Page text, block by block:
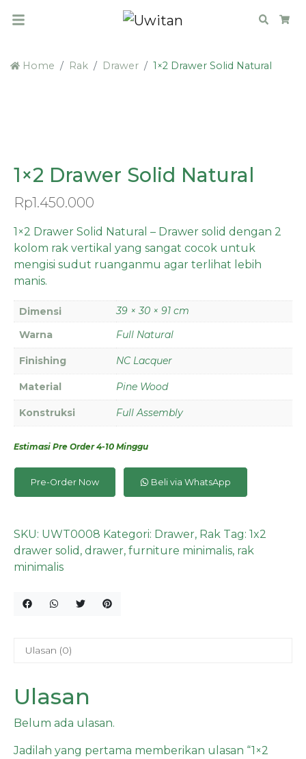
Search
Home Rak Drawer 1×2 Drawer Solid Natural
1×2 Drawer Solid Natural
Rp1.450.000
1×2 Drawer Solid Natural – Drawer solid dengan 2
kolom rak vertikal yang sangat cocok untuk
mengisi sudut ruanganmu agar terlihat lebih
manis.
Dimensi
39 × 30 × 91 cm
Warna
Full Natural
Finishing NC Lacquer
Material Pine Wood
Konstruksi Full Assembly
Estimasi Pre Order 4-10 Minggu
Pre-Order Now Beli via WhatsApp
SKU: UWT0008 Kategori: Drawer, Rak Tag: 1x2
drawer solid , drawer, furniture minimalis, rak
minimalis
Ulasan (0)
Ulasan
Belum ada ulasan.
Jadilah yang pertama memberikan ulasan “1×2